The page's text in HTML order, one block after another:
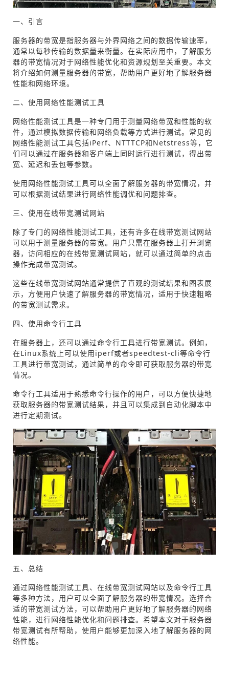
一、引言
服务器的带宽是指服务器与外界网络之间的数据传输速率，
通常以每秒传输的数据量来衡量。在实际应用中，了解服务
器的带宽情况对于网络性能优化和资源规划至关重要。本文
将介绍如何测量服务器的带宽，帮助用户更好地了解服务器
性能和网络环境。
二、使用网络性能测试工具
网络性能测试工具是一种专门用于测量网络带宽和性能的软
件，通过模拟数据传输和网络负载等方式进行测试。常见的
网络性能测试工具包括iPerf、NTTTCP和Netstress等，它
们可以通过在服务器和客户端上同时运行进行测试，得出带
宽、延迟和丢包等参数。
使用网络性能测试工具可以全面了解服务器的带宽情况，并
可以根据测试结果进行网络性能调优和问题排查。
三、使用在线带宽测试网站
除了专门的网络性能测试工具，还有许多在线带宽测试网站
可以用于测量服务器的带宽。用户只需在服务器上打开浏览
器，访问相应的在线带宽测试网站，就可以通过简单的点击
操作完成带宽测试。
这些在线带宽测试网站通常提供了直观的测试结果和图表展
示，方便用户快速了解服务器的带宽情况，适用于快速粗略
的带宽测试需求。
四、使用命令行工具
在服务器上，还可以通过命令行工具进行带宽测试。例如，
在Linux系统上可以使用iperf或者speedtest-cli等命令行
工具进行带宽测试，通过简单的命令即可获取服务器的带宽
情况。
命令行工具适用于熟悉命令行操作的用户，可以方便快捷地
获取服务器的带宽测试结果，并且可以集成到自动化脚本中
进行定期测试。
五、总结
通过网络性能测试工具、在线带宽测试网站以及命令行工具
等多种方法，用户可以全面了解服务器的带宽情况。选择合
适的带宽测试方法，可以帮助用户更好地了解服务器的网络
性能，进行网络性能优化和问题排查。希望本文对于服务器
带宽测试有所帮助，使用户能够更加深入地了解服务器的网
络性能。